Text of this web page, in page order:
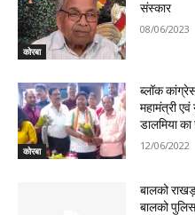
कोरबा
संस्कार
08/06/2023
कोरबा
ब्लॉक
महामंत्री
डालमिया
12/06/2022
बालको
बालको